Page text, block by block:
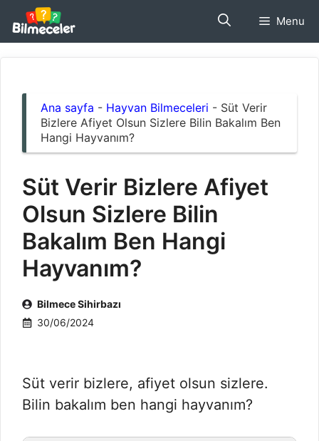
İçeriğe
atla
Menu
Ana sayfa - Hayvan Bilmeceleri - Süt Verir
Bizlere Afiyet Olsun Sizlere Bilin Bakalım Ben
Hangi Hayvanım?
Süt Verir Bizlere Afiyet
Olsun Sizlere Bilin
Bakalım Ben Hangi
Hayvanım?
Bilmece Sihirbazı
30/06/2024
Süt verir bizlere, afiyet olsun sizlere.
Bilin bakalım ben hangi hayvanım?